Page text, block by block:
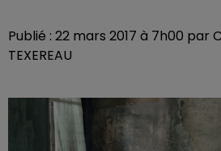
Publié : 22 mars 2017 à 7h00 par
TEXEREAU